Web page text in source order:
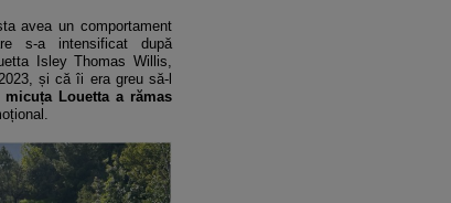
avea un comportament
s-a intensificat după
Isley Thomas Willis,
și că îi era greu să-l
micuța Louetta a rămas